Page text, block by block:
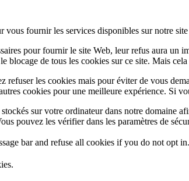
vous fournir les services disponibles sur notre
pour fournir le site Web, leur refus aura
blocage de tous les cookies sur ce site. Mais
refuser les cookies mais pour éviter de vous
cookies pour une meilleure expérience. Si
sur votre ordinateur dans notre domaine
pouvez les vérifier dans les paramètres de
bar and refuse all cookies if you do not